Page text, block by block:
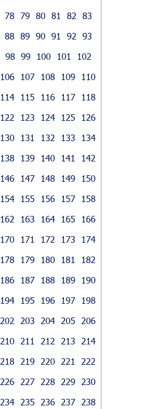
78 79 80 81 82
83
88 89 90 91 92
93
98 99 100 101
102
106 107 108 109
110
114 115 116 117
118
122 123 124 125
126
130 131 132 133
134
138 139 140 141
142
146 147 148 149
150
154 155 156 157
158
162 163 164 165
166
170 171 172 173
174
178 179 180 181
182
186 187 188 189
190
194 195 196 197
198
202 203 204 205
206
210 211 212 213
214
218 219 220 221
222
226 227 228 229
230
234 235 236 237
238